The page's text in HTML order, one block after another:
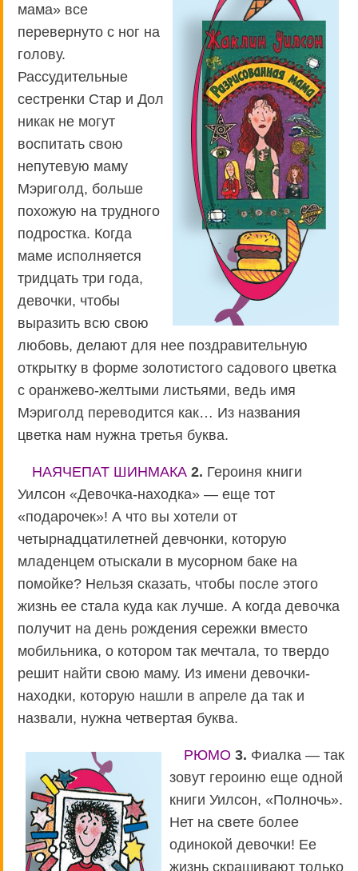
мама» все
перевернуто с ног на
голову.
Рассудительные
сестренки Стар и Дол
никак не могут
воспитать свою
непутевую маму
Мэриголд, больше
похожую на трудного
подростка. Когда
маме исполняется
тридцать три года,
девочки, чтобы
выразить всю свою
любовь, делают для нее поздравительную
открытку в форме золотистого садового цветка
с оранжево-желтыми листьями, ведь имя
Мэриголд переводится как… Из названия
цветка нам нужна третья буква.
НАЯЧЕПАТ ШИНМАКА 2. Героиня книги
Уилсон «Девочка-находка» — еще тот
«подарочек»! А что вы хотели от
четырнадцатилетней девчонки, которую
младенцем отыскали в мусорном баке на
помойке? Нельзя сказать, чтобы после этого
жизнь ее стала куда как лучше. А когда девочка
получит на день рождения сережки вместо
мобильника, о котором так мечтала, то твердо
решит найти свою маму. Из имени девочки-
находки, которую нашли в апреле да так и
назвали, нужна четвертая буква.
РЮМО 3. Фиалка — так
зовут героиню еще одной
книги Уилсон, «Полночь».
Нет на свете более
одинокой девочки! Ее
жизнь скрашивают только